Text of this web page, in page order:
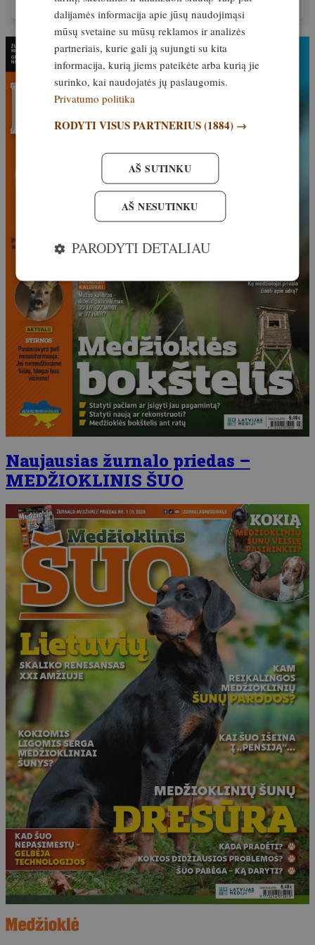
Naujausias žurnalo priedas –
MEDŽIOKLINIS ŠUO
dalijamės informacija apie jūsų naudojimąsi
mūsų svetaine su mūsų reklamos ir analizės
partneriais, kurie gali ją sujungti su kita
informacija, kurią jiems pateikėte arba kurią jie
surinko, kai naudojatės jų paslaugomis.
Privatumo politika
RODYTI VISUS PARTNERIUS(1884) →
AŠ SUTINKU
AŠ NESUTINKU
PARODYTI DETALIAU